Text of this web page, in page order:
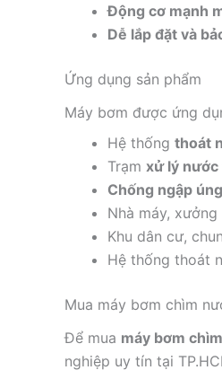
Động cơ mạnh
Dễ lắp đặt và
Ứng dụng sản phẩm
Máy bơm được ứng
Hệ thống thoát
Trạm xử lý nước
Chống ngập úng
Nhà máy,
Khu dân cư,
Hệ thống thoát
Mua máy bơm chìm
Để mua máy bơm
nghiệp uy tín tại